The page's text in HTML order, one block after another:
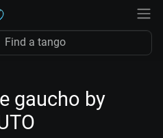
gaucho by